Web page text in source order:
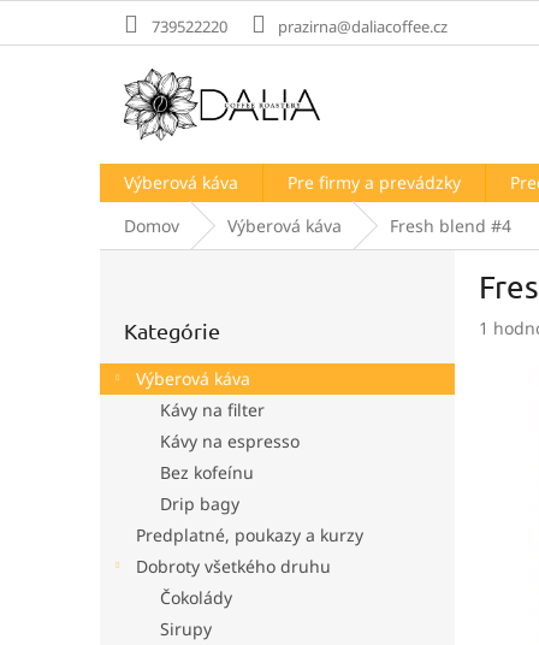
739522220 prazirna@daliacoffee.cz
Výberová káva Pre firmy a prevádzky
Domov
Výberová káva Fresh blend #4
ý
p
kategórie
Kategórie
Výberová káva
Kávy na filter
Kávy na espresso
Bez kofeínu
Drip bagy
Predplatné, poukazy a kurzy
Dobroty všetkého druhu
Čokolády
Sirupy
1